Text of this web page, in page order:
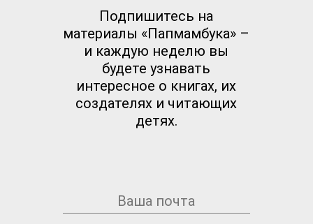
Подпишитесь на
материалы «Папмамбука» –
и каждую неделю вы
будете узнавать
интересное о книгах, их
создателях и читающих
детях.